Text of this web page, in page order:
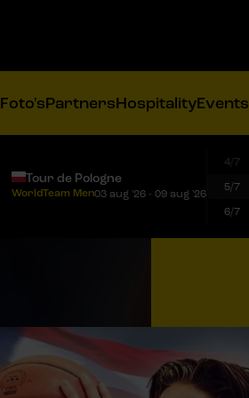
Foto'sPartnersHospitalityEvents
Tour de Pologne
WorldTeam Men03 aug '26 - 09 aug '26
4/7
5/7
6/7